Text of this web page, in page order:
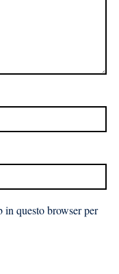
questo browser per